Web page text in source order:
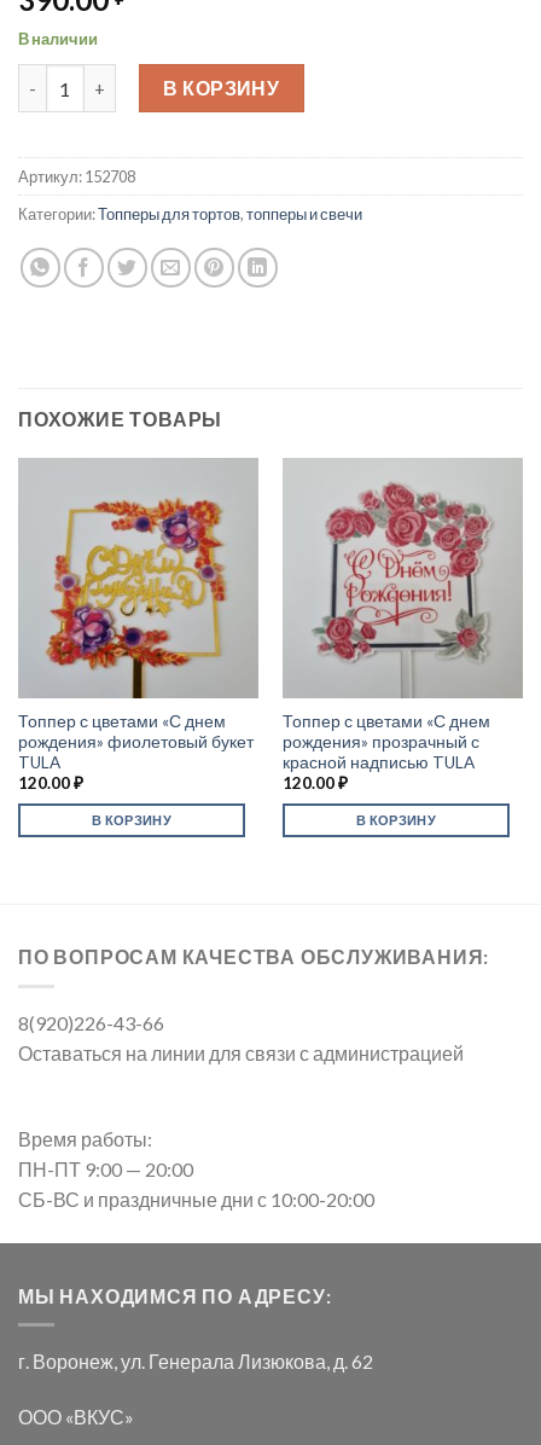
В наличии
Количество товара Лучшему мужу и папе 13*10см золото
В КОРЗИНУ
Артикул:152708
Категории:Топперы для тортов,топперы и свечи
ПОХОЖИЕ ТОВАРЫ
Топпер с цветами «С днем
рождения» фиолетовый букет
TULA
120.00₽
В КОРЗИНУ
Топпер с цветами «С днем
рождения» прозрачный с
красной надписью TULA
120.00₽
В КОРЗИНУ
ПО ВОПРОСАМ КАЧЕСТВА ОБСЛУЖИВАНИЯ:
8(920)226-43-66
Оставаться на линии для связи с администрацией
Время работы:
ПН-ПТ 9:00 — 20:00
СБ-ВС и праздничные дни с 10:00-20:00
МЫ НАХОДИМСЯ ПО АДРЕСУ:
г. Воронеж, ул. Генерала Лизюкова, д. 62
ООО «ВКУС»